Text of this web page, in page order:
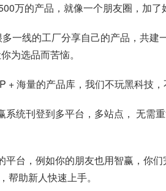
万的产品，就像一个朋友圈，加了
一线的工厂分享自己的产品，共
为选品而苦恼。
海量的产品库，我们不玩黑科技
统刊登到多平台，多站点， 无
台，例如你的朋友也用智赢，你
助新人快速上手。